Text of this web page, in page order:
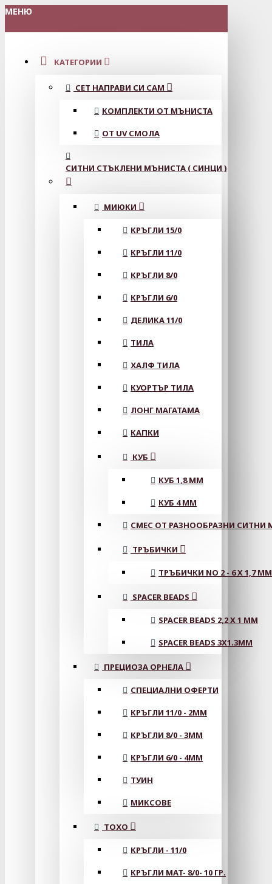
МЕНЮ
КАТЕГОРИИ
СЕТ НАПРАВИ СИ САМ
КОМПЛЕКТИ ОТ МЪНИСТА
ОТ UV СМОЛА
СИТНИ СТЪКЛЕНИ МЪНИСТА ( СИНЦИ )
МИЮКИ
КРЪГЛИ 15/0
КРЪГЛИ 11/0
КРЪГЛИ 8/0
КРЪГЛИ 6/0
ДЕЛИКА 11/0
ТИЛА
ХАЛФ ТИЛА
КУОРТЪР ТИЛА
ЛОНГ МАГАТАМА
КАПКИ
КУБ
КУБ 1,8 ММ
КУБ 4 ММ
СМЕС ОТ РАЗНООБРАЗНИ СИТНИ
ТРЪБИЧКИ
ТРЪБИЧКИ NO 2 - 6 X 1,7 MM
SPACER BEADS
SPACER BEADS 2,2 X 1 MM
SPACER BEADS 3X1.3MM
ПРЕЦИОЗА ОРНЕЛА
СПЕЦИАЛНИ ОФЕРТИ
КРЪГЛИ 11/0 - 2MM
КРЪГЛИ 8/0 - 3MM
КРЪГЛИ 6/0 - 4MM
ТУИН
МИКСОВЕ
ТОХО
КРЪГЛИ - 11/0
КРЪГЛИ MAT- 8/0- 10 ГР.